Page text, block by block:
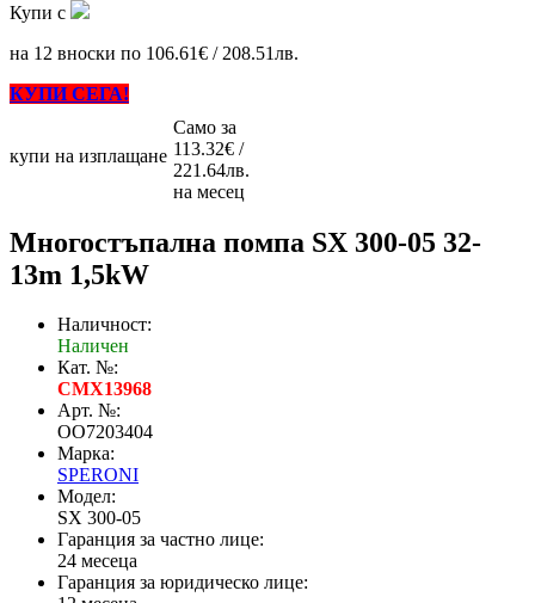
Купи с
на 12 вноски по 106.61€ / 208.51лв.
КУПИ СЕГА!
купи на изплащане
Само за
113.32€ /
221.64лв.
на месец
Mногостъпална помпа SX 300-05 32-
13m 1,5kW
Наличност:
Наличен
Кат. №:
CMX13968
Арт. №:
OO7203404
Марка:
SPERONI
Модел:
SX 300-05
Гаранция за частно лице:
24 месеца
Гаранция за юридическо лице: